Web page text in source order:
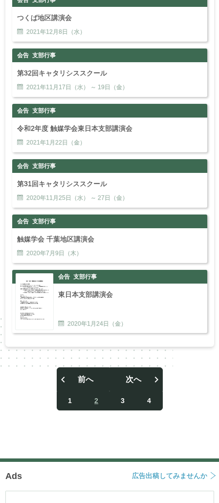
つくば地区講演会
2021年12月 8日（水）
会告 支部行事
第32回キャタリシススクール
2021年11月 17日（水） ～ 19日（金）
会告 支部行事
令和2年度 触媒学会東日本支部講演会
2021年1月 22日（金）
会告 支部行事
第31回キャタリシススクール
2020年11月 25日（水） ～ 27日（金）
会告 支部行事
触媒学会 千葉地区講演会
2020年7月 9日（木）
会告 支部行事
東日本支部講演会
2020年1 月24日（金）
投
ビ
前へ
1 2 3 4
次へ
Ads 広告出稿してみませんか